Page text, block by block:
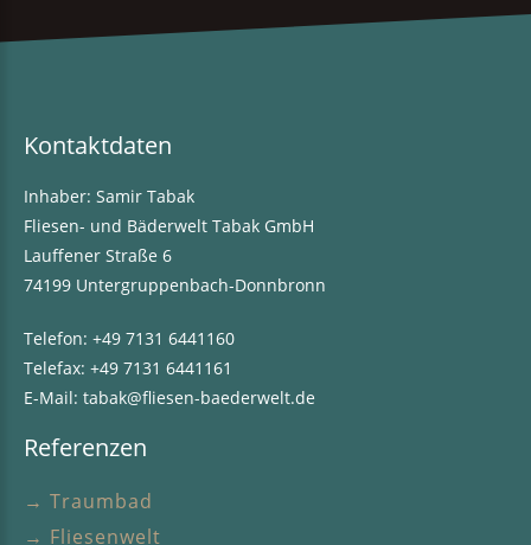
Kontaktdaten
Inhaber: Samir Tabak
Fliesen- und Bäderwelt Tabak GmbH
Lauffener Straße 6
74199 Untergruppenbach-Donnbronn
Telefon: +49 7131 6441160
Telefax: +49 7131 6441161
E-Mail: tabak@fliesen-baederwelt.de
Referenzen
→ Traumbad
→ Fliesenwelt